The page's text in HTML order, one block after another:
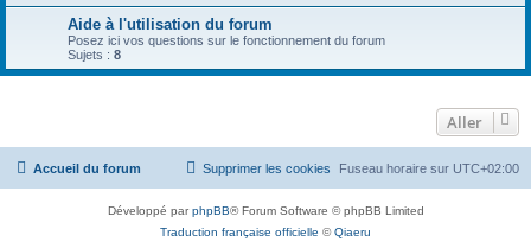
h
Aide à l'utilisation du forum
Posez ici vos questions sur le fonctionnement du forum
Sujets : 8
Aller
Accueil du forum Fuseau horaire sur UTC+02:00
Supprimer les cookies
Développé parphpBB® Forum Software © phpBB Limited
Traduction française officielle ©Qiaeru